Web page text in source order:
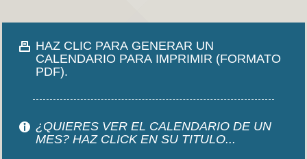
HAZ CLIC PARA GENERAR UN
CALENDARIO PARA IMPRIMIR (FORMATO
PDF).
¿QUIERES VER EL CALENDARIO DE UN
MES? HAZ CLICK EN SU TITULO...